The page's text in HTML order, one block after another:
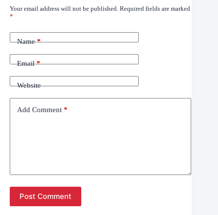
Your email address will not be published. Required fields are marked
*
Name*
Email*
Website
Add Comment *
Post Comment